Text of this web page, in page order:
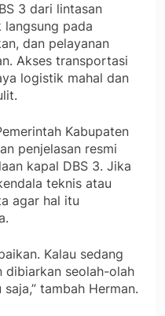
3 dari lintasan
langsung pada
dan pelayanan
Akses transportasi
logistik mahal dan
Kabupaten
penjelasan resmi
kapal DBS 3. Jika
teknis atau
agar hal itu
Kalau sedang
dibiarkan seolah-olah
tambah Herman.